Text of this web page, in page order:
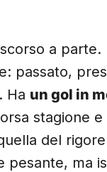
a parte.
passato,
Ha un gol in
stagione e
del
pesante, ma